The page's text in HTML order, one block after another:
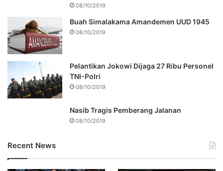
08/10/2019
Buah Simalakama Amandemen UUD 1945
08/10/2019
Pelantikan Jokowi Dijaga 27 Ribu Personel
TNI-Polri
08/10/2019
Nasib Tragis Pemberang Jalanan
08/10/2019
Recent News